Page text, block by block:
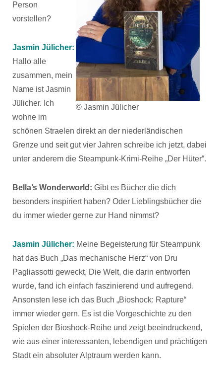
© Jasmin Jülicher
Person
vorstellen?
Jasmin Jülicher:
Hallo alle
zusammen, mein
Name ist Jasmin
Jülicher. Ich
wohne im
schönen Straelen direkt an der niederländischen
Grenze und seit gut vier Jahren schreibe ich jetzt, dabei
unter anderem die Steampunk-Krimi-Reihe „Der Hüter“.
Bella’s Wonderworld: Gibt es Bücher die dich
besonders inspiriert haben? Oder Lieblingsbücher die
du immer wieder gerne zur Hand nimmst?
Jasmin Jülicher: Meine Begeisterung für Steampunk
hat das Buch „Das mechanische Herz“ von Dru
Pagliassotti geweckt, Die Welt, die darin entworfen
wurde, fand ich einfach faszinierend und aufregend.
Ansonsten lese ich das Buch „Bioshock: Rapture“
immer wieder gern. Es ist die Vorgeschichte zu den
Spielen der Bioshock-Reihe und zeigt beeindruckend,
wie aus einer interessanten, lebendigen und prächtigen
Stadt ein absoluter Alptraum werden kann.